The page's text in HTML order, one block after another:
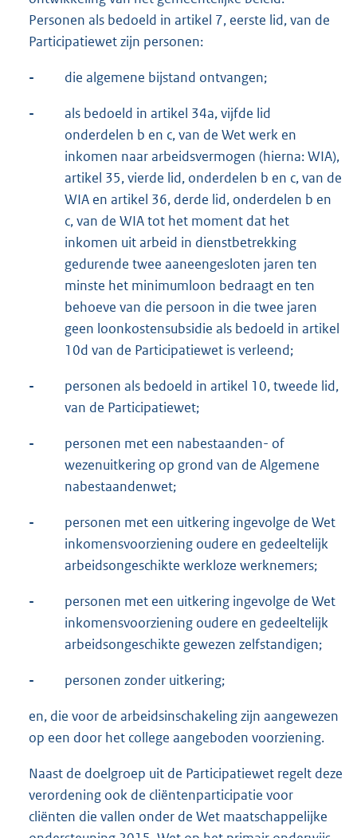
Personen als bedoeld in artikel 7, eerste lid, van de
Participatiewet zijn personen:
- die algemene bijstand ontvangen;
-
als bedoeld in artikel 34a, vijfde lid
onderdelen b en c, van de Wet werk en
inkomen naar arbeidsvermogen (hierna: WIA),
artikel 35, vierde lid, onderdelen b en c, van de
WIA en artikel 36, derde lid, onderdelen b en
c, van de WIA tot het moment dat het
inkomen uit arbeid in dienstbetrekking
gedurende twee aaneengesloten jaren ten
minste het minimumloon bedraagt en ten
behoeve van die persoon in die twee jaren
geen loonkostensubsidie als bedoeld in artikel
10d van de Participatiewet is verleend;
-
personen als bedoeld in artikel 10, tweede lid,
van de Participatiewet;
-
personen met een nabestaanden- of
wezenuitkering op grond van de Algemene
nabestaandenwet;
-
personen met een uitkering ingevolge de Wet
inkomensvoorziening oudere en gedeeltelijk
arbeidsongeschikte werkloze werknemers;
-
personen met een uitkering ingevolge de Wet
inkomensvoorziening oudere en gedeeltelijk
arbeidsongeschikte gewezen zelfstandigen;
- personen zonder uitkering;
en, die voor de arbeidsinschakeling zijn aangewezen
op een door het college aangeboden voorziening.
Naast de doelgroep uit de Participatiewet regelt deze
verordening ook de cliëntenparticipatie voor
cliënten die vallen onder de Wet maatschappelijke